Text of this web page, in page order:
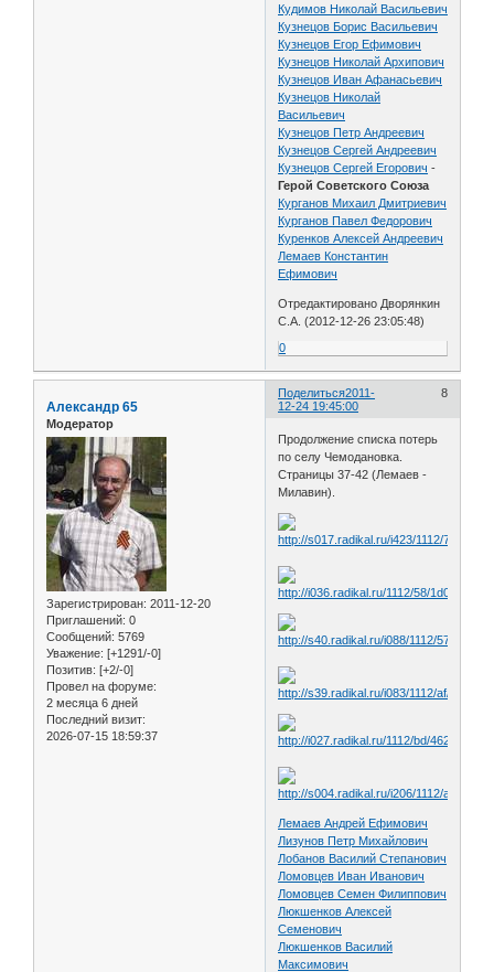
Кудимов Николай Васильевич
Кузнецов Борис Васильевич
Кузнецов Егор Ефимович
Кузнецов Николай Архипович
Кузнецов Иван Афанасьевич
Кузнецов Николай
Васильевич
Кузнецов Петр Андреевич
Кузнецов Сергей Андреевич
Кузнецов Сергей Егорович -
Герой Советского Союза
Курганов Михаил Дмитриевич
Курганов Павел Федорович
Куренков Алексей Андреевич
Лемаев Константин
Ефимович
Отредактировано Дворянкин
С.А. (2012-12-26 23:05:48)
0
Поделиться 8
2011-
12-24 19:45:00
Александр 65
Модератор
Зарегистрирован: 2011-12-20
Приглашений: 0
Сообщений: 5769
Уважение: [+1291/-0]
Позитив: [+2/-0]
Провел на форуме:
2 месяца 6 дней
Последний визит:
2026-07-15 18:59:37
Продолжение списка потерь
по селу Чемодановка.
Страницы 37-42 (Лемаев -
Милавин).
Лемаев Андрей Ефимович
Лизунов Петр Михайлович
Лобанов Василий Степанович
Ломовцев Иван Иванович
Ломовцев Семен Филиппович
Люкшенков Алексей
Семенович
Люкшенков Василий
Максимович